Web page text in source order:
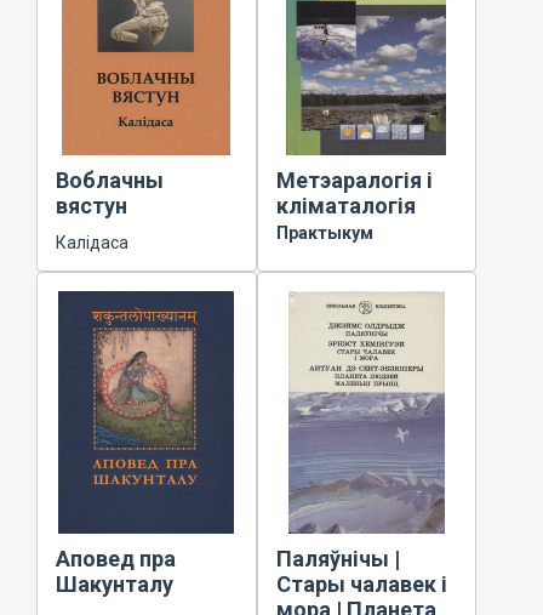
Воблачны
вястун
Калідаса
Метэаралогія і
кліматалогія
Практыкум
Аповед пра
Шакунталу
Паляўнічы |
Стары чалавек і
мора | Планета